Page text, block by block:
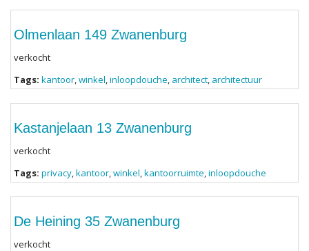
Olmenlaan 149 Zwanenburg
verkocht
Tags: kantoor,winkel,inloopdouche, architect, architectuur
Kastanjelaan 13 Zwanenburg
verkocht
Tags: privacy,kantoor,winkel,kantoorruimte,inloopdouche
De Heining 35 Zwanenburg
verkocht